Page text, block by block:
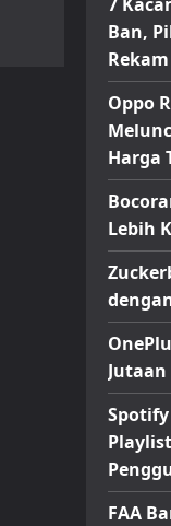
Ban,
Rekam
Oppo
Harga
Lebih
FAA